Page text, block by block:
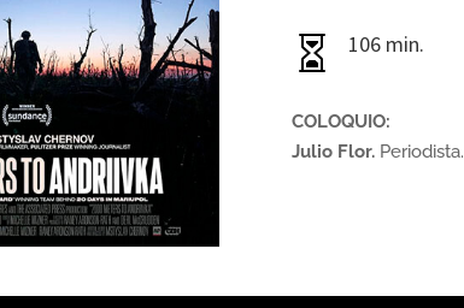
 106 min.
COLOQUIO:
Julio Flor. Periodista.